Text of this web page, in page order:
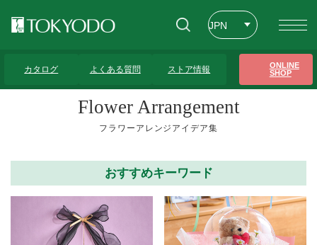
JPN
カタログ よくある質問 ストア情報
ONLINE
SHOP
4ページ
Flower Arrangement
フラワーアレンジアイデア集
おすすめキーワード